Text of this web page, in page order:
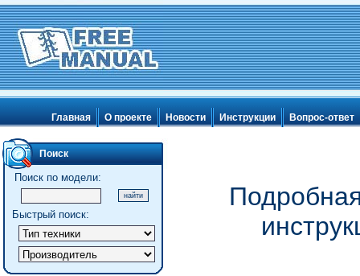
Главная О проекте Новости Инструкции Вопрос-ответ
Поиск
Поиск по модели:
Быстрый поиск: